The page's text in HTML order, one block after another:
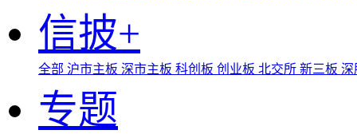
信披+
全部 沪市主板 深市主板 科创板 创业板 北交所 新三板
专题